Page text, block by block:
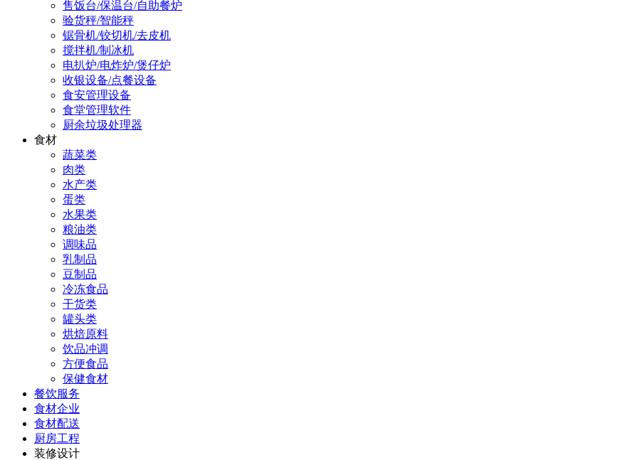
售饭台/保温台/自助餐炉
验货秤/智能秤
锯骨机/铰切机/去皮机
搅拌机/制冰机
电扒炉/电炸炉/煲仔炉
收银设备/点餐设备
食安管理设备
食堂管理软件
厨余垃圾处理器
食材
蔬菜类
肉类
水产类
蛋类
水果类
粮油类
调味品
乳制品
豆制品
冷冻食品
干货类
罐头类
烘焙原料
饮品冲调
方便食品
保健食材
餐饮服务
食材企业
食材配送
厨房工程
装修设计